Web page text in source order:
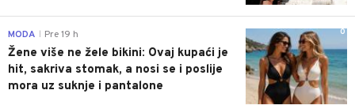
0
MODA Pre 19 h
Žene više ne žele bikini: Ovaj kupaći je
hit, sakriva stomak, a nosi se i poslije
mora uz suknje i pantalone